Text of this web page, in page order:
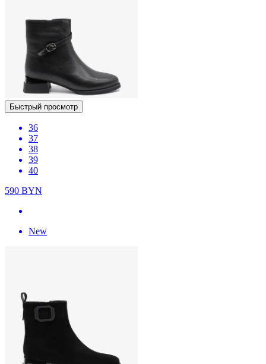
Быстрый просмотр
36
37
38
39
40
590 BYN
New